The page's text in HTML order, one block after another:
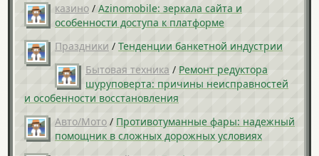
казино / Azinomobile: зеркала сайта и
особенности доступа к платформе
Праздники / Тенденции банкетной индустрии
Бытовая техника / Ремонт редуктора
шуруповерта: причины неисправностей
и особенности восстановления
Авто/Мото / Противотуманные фары: надежный
помощник в сложных дорожных условиях